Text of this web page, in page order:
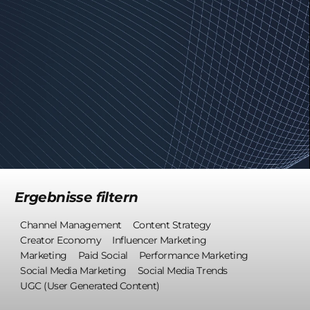
Ergebnisse filtern
Channel Management
Content Strategy
Creator Economy
Influencer Marketing
Marketing
Paid Social
Performance Marketing
Social Media Marketing
Social Media Trends
UGC (User Generated Content)